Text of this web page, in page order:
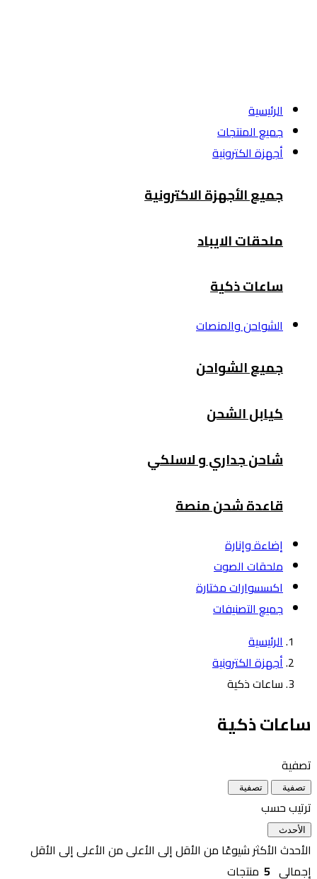
الرئيسية
جميع المنتجات
أجهزة الكترونية
جميع الأجهزة الاكترونية
ملحقات الايباد
ساعات ذكية
الشواحن والمنصات
جميع الشواحن
كيابل الشحن
شاحن جداري و لاسلكي
قاعدة شحن منصة
إضاءة وإنارة
ملحقات الصوت
اكسسوارات مختارة
جميع التصنيفات
الرئيسية
أجهزة الكترونية
ساعات ذكية
ساعات ذكية
تصفية
تصفية تصفية
ترتيب حسب
الأحدث
الأحدث الأكثر شيوعًا من الأقل إلى الأعلىمن الأعلى إلى الأقل
إجمالي 5 منتجات